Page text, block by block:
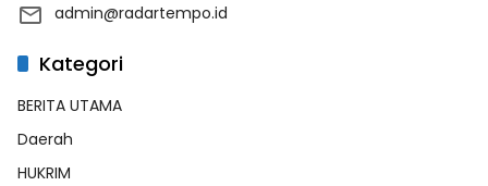
admin@radartempo.id
Kategori
BERITA UTAMA
Daerah
HUKRIM